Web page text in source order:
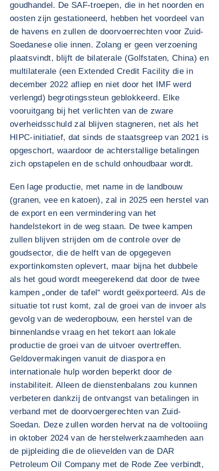
goudhandel. De SAF-troepen, die in het noorden en
oosten zijn gestationeerd, hebben het voordeel van
de havens en zullen de doorvoerrechten voor Zuid-
Soedanese olie innen. Zolang er geen verzoening
plaatsvindt, blijft de bilaterale (Golfstaten, China) en
multilaterale (een Extended Credit Facility die in
december 2022 afliep en niet door het IMF werd
verlengd) begrotingssteun geblokkeerd. Elke
vooruitgang bij het verlichten van de zware
overheidsschuld zal blijven stagneren, net als het
HIPC-initiatief, dat sinds de staatsgreep van 2021 is
opgeschort, waardoor de achterstallige betalingen
zich opstapelen en de schuld onhoudbaar wordt.
Een lage productie, met name in de landbouw
(granen, vee en katoen), zal in 2025 een herstel van
de export en een vermindering van het
handelstekort in de weg staan. De twee kampen
zullen blijven strijden om de controle over de
goudsector, die de helft van de opgegeven
exportinkomsten oplevert, maar bijna het dubbele
als het goud wordt meegerekend dat door de twee
kampen „onder de tafel“ wordt geëxporteerd. Als de
situatie tot rust komt, zal de groei van de invoer als
gevolg van de wederopbouw, een herstel van de
binnenlandse vraag en het tekort aan lokale
productie de groei van de uitvoer overtreffen.
Geldovermakingen vanuit de diaspora en
internationale hulp worden beperkt door de
instabiliteit. Alleen de dienstenbalans zou kunnen
verbeteren dankzij de ontvangst van betalingen in
verband met de doorvoergerechten van Zuid-
Soedan. Deze zullen worden hervat na de voltooiing
in oktober 2024 van de herstelwerkzaamheden aan
de pijpleiding die de olievelden van de DAR
Petroleum Oil Company met de Rode Zee verbindt,